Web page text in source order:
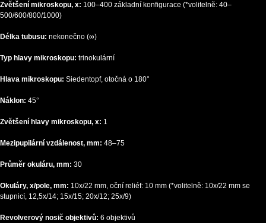
Zvětšení mikroskopu, x: 100–400 základní konfigurace (*volitelně: 40–
500/600/800/1000)
Délka tubusu: nekonečno (∞)
Typ hlavy mikroskopu: trinokulární
Hlava mikroskopu: Siedentopf, otočná o 180°
Náklon: 45°
Zvětšení hlavy mikroskopu, x: 1
Mezipupilární vzdálenost, mm: 48–75
Průměr okuláru, mm: 30
Okuláry, x/pole, mm: 10x/22 mm, oční reliéf: 10 mm (*volitelně: 10x/22 mm se
stupnicí, 12,5x/14; 15x/15; 20x/12; 25x/9)
Revolverový nosič objektivů: 6 objektivů